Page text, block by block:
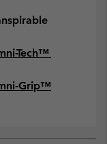
Tech™
Grip™